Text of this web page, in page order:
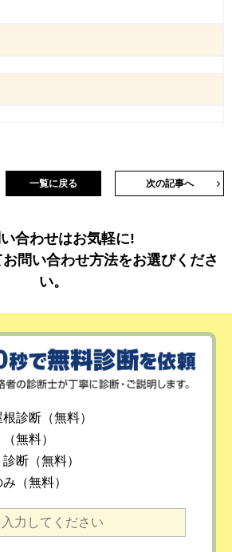
次の記事へ
一覧に戻る
合わせはお気軽に!
問い合わせ方法をお選びくださ
い。
診断（無料）
無料）
断（無料）
（無料）